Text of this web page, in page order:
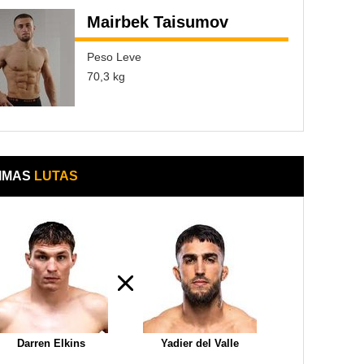
Mairbek Taisumov
Peso Leve
70,3 kg
LUTAS
Darren Elkins Yadier del Valle